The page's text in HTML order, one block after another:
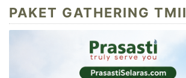
PAKET GATHERING TMII